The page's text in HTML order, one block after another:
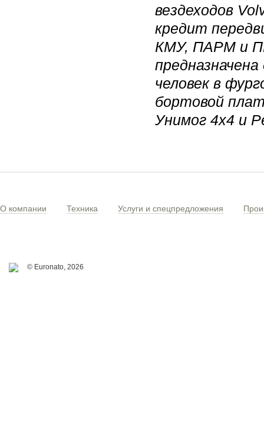
вездеходов
кредит
КМУ, ПАРМ и
человек в
бортовой
Унимог 4х4 и
О компании Техника Услуги и спецпредложения
© Euronato, 2026